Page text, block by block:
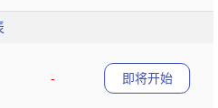
-
即将开始